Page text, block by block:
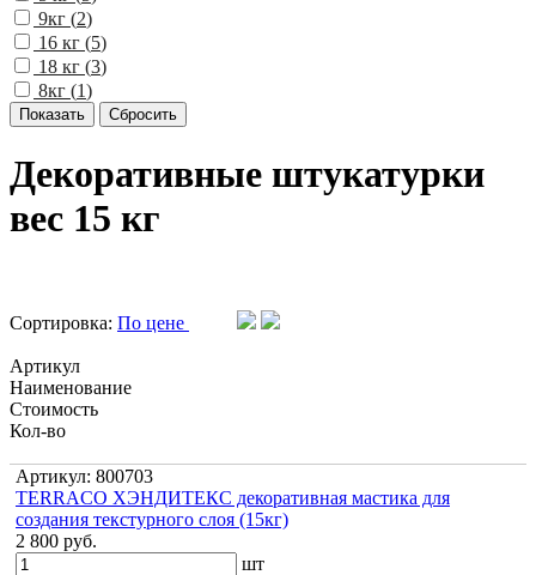
9кг (2)
16 кг (5)
18 кг (3)
8кг (1)
Декоративные штукатурки
вес 15 кг
Сортировка: По цене
Артикул
Наименование
Стоимость
Кол-во
Артикул: 800703
TERRACO ХЭНДИТЕКС декоративная мастика для
создания текстурного слоя (15кг)
2 800 руб.
шт